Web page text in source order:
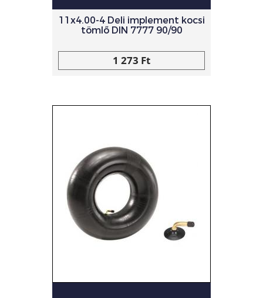
11x4.00-4 Deli implement kocsi
tömlő DIN 7777 90/90
1 273 Ft